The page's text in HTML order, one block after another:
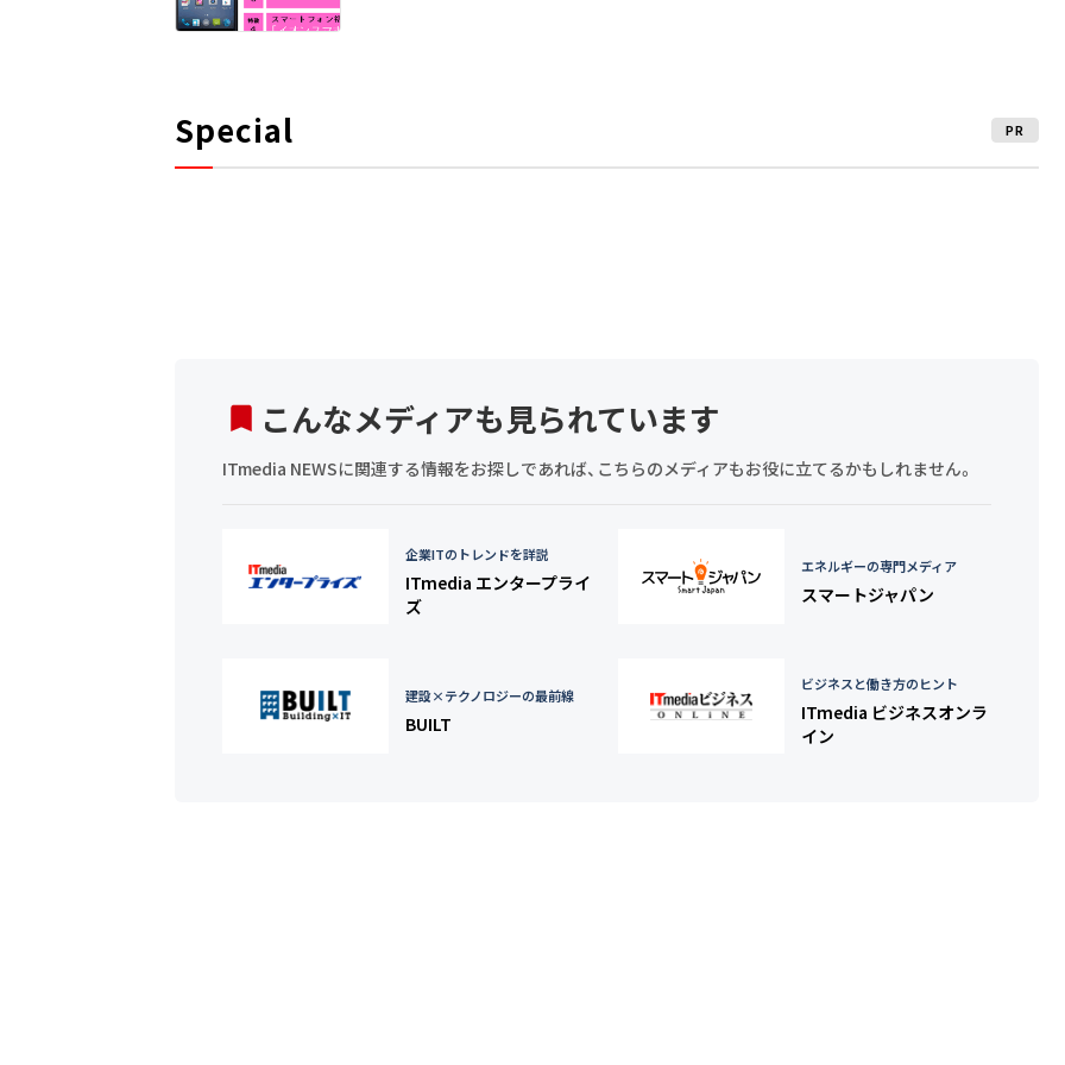
Special PR
こんなメディアも見られています
ITmedia NEWSに関連する情報をお探しであれば、こちらのメディアもお役に立てるかもしれません。
企業ITのトレンドを詳説
ITmedia エンタープライ
ズ
エネルギーの専門メディア
スマートジャパン
建設×テクノロジーの最前線
BUILT
ビジネスと働き方のヒント
ITmedia ビジネスオンラ
イン